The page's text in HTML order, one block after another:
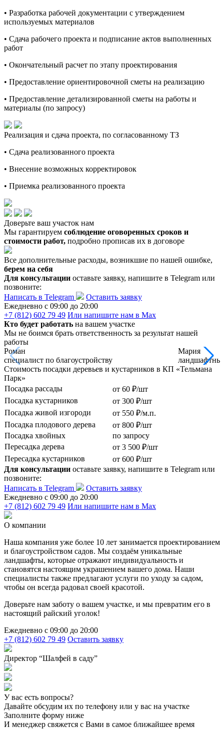
• Разработка рабочей документации с утверждением
используемых материалов
• Сдача рабочего проекта и подписание актов выполненных
работ
• Окончательный расчет по этапу проектирования
• Предоставление ориентировочной сметы на реализацию
• Предоставление детализированной сметы на работы и
материалы (по запросу)
Реализация и сдача проекта, по согласованному ТЗ
• Сдача реализованного проекта
• Внесение возможных корректировок
• Приемка реализованного проекта
Доверьте ваш участок нам
Мы гарантируем соблюдение оговоренных сроков и
стоимости работ, подробно прописав их в договоре
Все дополнительные расходы, возникшие по нашей ошибке,
берем на себя
Для консультации оставьте заявку, напишите в Telegram или
позвоните:
Написать в Telegram
Оставить заявку
Ежедневно c 09:00 до 20:00
+7 (812) 602 79 49 Или напишите нам в Max
Кто будет работать на вашем участке
Мы не боимся брать ответственность за результат нашей
работы
Роман
специалист по благоустройству
Мария
Стоимость посадки деревьев и кустарников в КП «Тельмана
Парк»
Посадка рассады
от 60 ₽/шт
Посадка кустарников
от 300 ₽/шт
Посадка живой изгороди
от 550 ₽/м.п.
Посадка плодового дерева
от 800 ₽/шт
Посадка хвойных
по запросу
Пересадка дерева
от 3 500 ₽/шт
Пересадка кустарников
от 600 ₽/шт
Для консультации оставьте заявку, напишите в Telegram или
позвоните:
Написать в Telegram
Оставить заявку
Ежедневно c 09:00 до 20:00
+7 (812) 602 79 49 Или напишите нам в Max
О компании
Наша компания уже более 10 лет занимается проектированием
и благоустройством садов. Мы создаём уникальные
ландшафты, которые отражают индивидуальность и
становятся настоящим украшением вашего дома. Наши
специалисты также предлагают услуги по уходу за садом,
чтобы он всегда радовал своей красотой.
Доверьте нам заботу о вашем участке, и мы превратим его в
настоящий райский уголок!
Ежедневно c 09:00 до 20:00
+7 (812) 602 79 49 Оставить заявку
Директор “Шалфей в саду”
У вас есть вопросы?
Давайте обсудим их по телефону или у вас на участке
Заполните форму ниже
И менеджер свяжется с Вами в самое ближайшее время